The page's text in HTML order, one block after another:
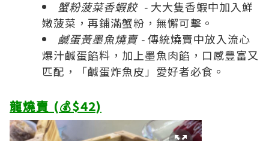
蟹粉菠菜香蝦餃 - 大大隻香蝦中加入鮮
嫩菠菜，再鋪滿蟹粉，無懈可擊。
鹹蛋黃墨魚燒賣 -傳統燒賣中放入流心
爆汁鹹蛋餡料，加上墨魚肉餡，口感豐富又
匹配，「鹹蛋炸魚皮」愛好者必食。
龍燒賣 (💰$42)